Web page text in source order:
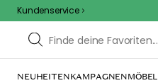
Kundenservice
NEUHEITENKAMPAGNENMÖBEL